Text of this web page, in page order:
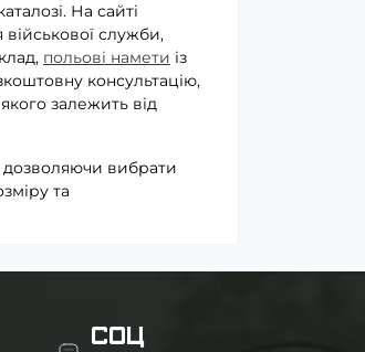
На сайті
військової служби,
польові намети із
консультацію,
залежить від
вибрати
та
СОЦ